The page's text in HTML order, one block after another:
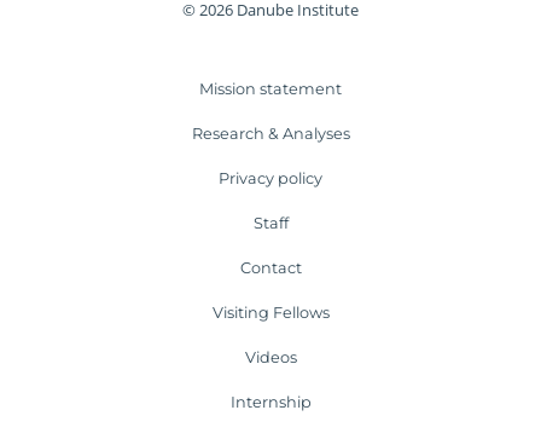
© 2026 Danube Institute
Mission statement
Research & Analyses
Privacy policy
Staff
Contact
Visiting Fellows
Videos
Internship